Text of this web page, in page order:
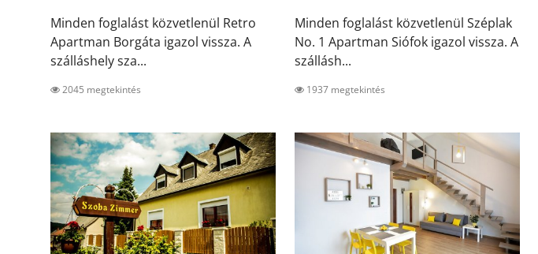
Minden foglalást közvetlenül Retro
Apartman Borgáta igazol vissza. A
szálláshely sza...
2045 megtekintés
Minden foglalást közvetlenül Széplak
No. 1 Apartman Siófok igazol vissza. A
szállásh...
1937 megtekintés